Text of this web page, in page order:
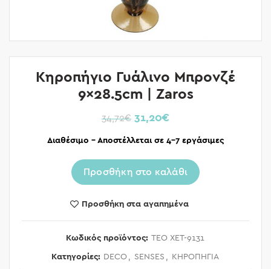
Κηροπήγιο Γυάλινο Μπρονζέ
9×28.5cm | Zaros
34,72€ 31,20€
Διαθέσιμο – Αποστέλλεται σε 4-7 εργάσιμες
Προσθήκη στο καλάθι
Προσθήκη στα αγαπημένα
Κωδικός προϊόντος: TEO XET-9131
Κατηγορίες: DECO , SENSES , ΚΗΡΟΠΗΓΙΑ